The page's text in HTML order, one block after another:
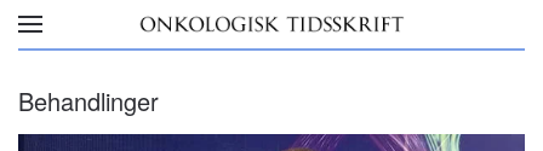
Skip to main content
Behandlinger